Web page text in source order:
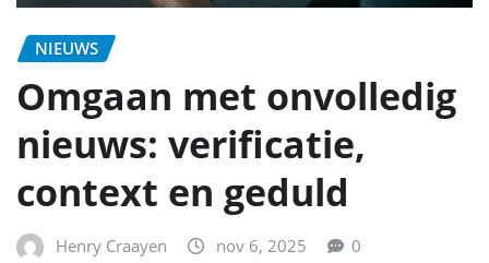
NIEUWS
Omgaan met onvolledig
nieuws: verificatie,
context en geduld
Henry Craayen nov 6, 2025 0